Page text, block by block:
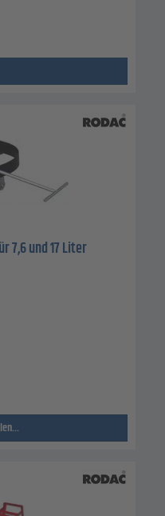
7,6 und 17 Liter